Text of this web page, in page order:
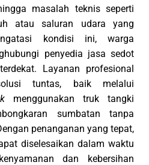
masalah teknis seperti
atau saluran udara yang
kondisi ini, warga
penyedia jasa sedot
Layanan profesional
tuntas, baik melalui
menggunakan truk tangki
sumbatan tanpa
penanganan yang tepat,
diselesaikan dalam waktu
dan kebersihan